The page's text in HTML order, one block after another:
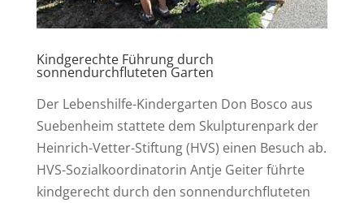
Kindgerechte Führung durch
sonnendurchfluteten Garten
Der Lebenshilfe-Kindergarten Don Bosco aus
Suebenheim stattete dem Skulpturenpark der
Heinrich-Vetter-Stiftung (HVS) einen Besuch ab.
HVS-Sozialkoordinatorin Antje Geiter führte
kindgerecht durch den sonnendurchfluteten